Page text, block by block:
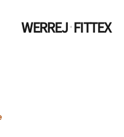
WERREJ·FITTEX